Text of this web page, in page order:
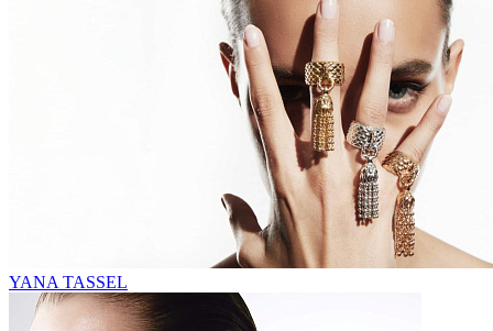
YANA TASSEL